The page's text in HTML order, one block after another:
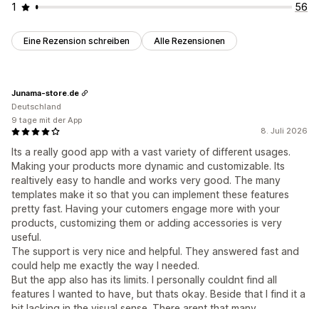
1
56
Eine Rezension schreiben Alle Rezensionen
8. Juli 2026
Its a really good app with a vast variety of different usages.
Making your products more dynamic and customizable. Its
realtively easy to handle and works very good. The many
templates make it so that you can implement these features
pretty fast. Having your cutomers engage more with your
products, customizing them or adding accessories is very
useful.
The support is very nice and helpful. They answered fast and
could help me exactly the way I needed.
But the app also has its limits. I personally couldnt find all
features I wanted to have, but thats okay. Beside that I find it a
Junama-store.de
Deutschland
9 tage mit der App